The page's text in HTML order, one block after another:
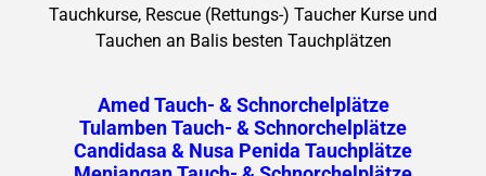
Tauchkurse, Rescue (Rettungs-) Taucher Kurse und
Tauchen an Balis besten Tauchplätzen
Amed Tauch- & Schnorchelplätze
Tulamben Tauch- & Schnorchelplätze
Candidasa & Nusa Penida Tauchplätze